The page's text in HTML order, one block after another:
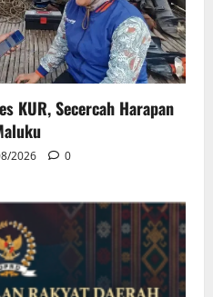
KUR, Secercah Harapan
2026 0